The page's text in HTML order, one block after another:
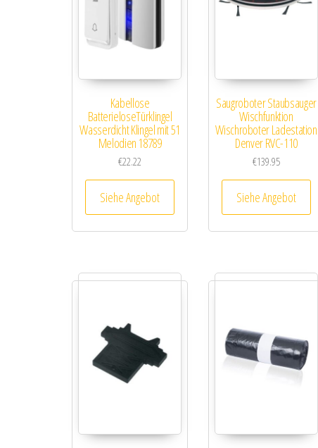
Kabellose
BatterieloseTürklingel
Wasserdicht Klingel mit 51
Melodien 18789
€22.22
Siehe Angebot
Saugroboter Staubsauger
Wischfunktion
Wischroboter Ladestation
Denver RVC-110
€139.95
Siehe Angebot